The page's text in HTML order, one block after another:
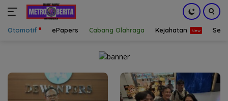
Otomotif ePapers Cabang Olahraga Kejahatan